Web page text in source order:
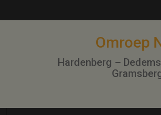
Omroep
Hardenberg –